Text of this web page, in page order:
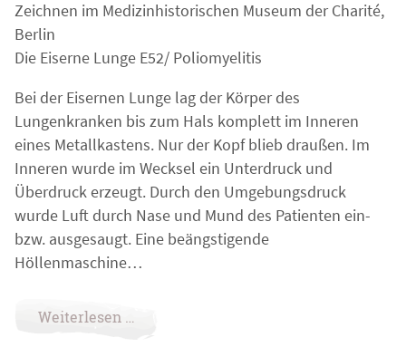
Zeichnen im Medizinhistorischen Museum der Charité,
Berlin
Die Eiserne Lunge E52/ Poliomyelitis
Bei der Eisernen Lunge lag der Körper des
Lungenkranken bis zum Hals komplett im Inneren
eines Metallkastens. Nur der Kopf blieb draußen. Im
Inneren wurde im Wecksel ein Unterdruck und
Überdruck erzeugt. Durch den Umgebungsdruck
wurde Luft durch Nase und Mund des Patienten ein-
bzw. ausgesaugt. Eine beängstigende
Höllenmaschine…
Weiterlesen …